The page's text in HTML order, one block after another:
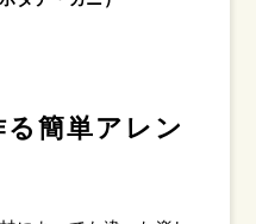
簡単アレン